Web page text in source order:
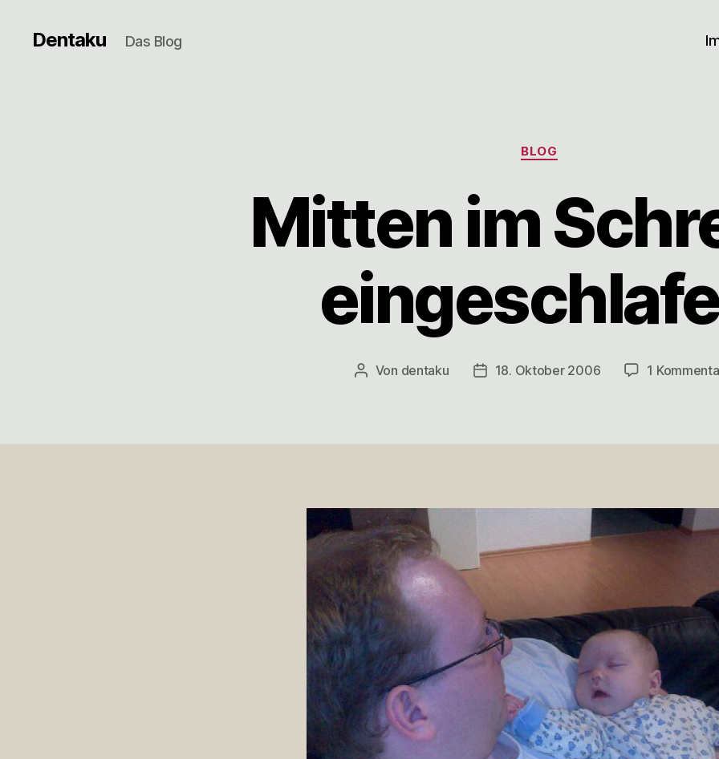
Dentaku Das Blog
Kategorien
BLOG
Mitten im
Beitragsautor
Von dentaku Veröffentlichungsdatum
18. Oktober 2006 1